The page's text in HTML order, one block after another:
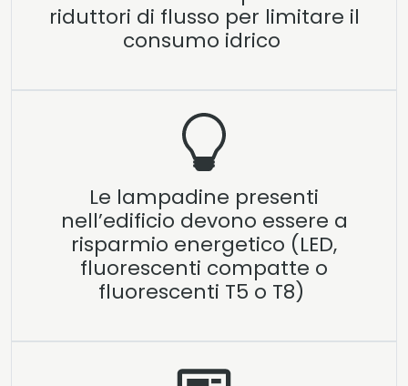
riduttori di flusso per limitare il
consumo idrico
Le lampadine presenti
nell’edificio devono essere a
risparmio energetico (LED,
fluorescenti compatte o
fluorescenti T5 o T8)